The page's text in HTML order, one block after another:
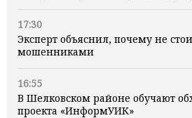
17:30
Эксперт объяснил, почему не
мошенниками
16:55
В Шелковском районе обучают
проекта «ИнформУИК»